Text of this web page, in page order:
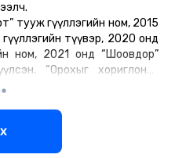
тууж өгүүллэгийн ном, 2015
өгүүллэгийн түүвэр, 2020 онд
ном, 2021 онд “Шоовдор”
“Орохыг хориглоно”,
сахиулсан тэнгэр”, “16-
гишүүн.